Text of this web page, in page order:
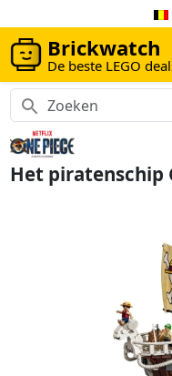
Brickwatch
De beste LEGO
Het piratenschip